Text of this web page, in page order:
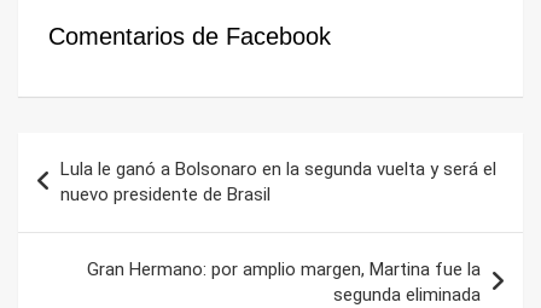
Comentarios de Facebook
de
entradas
Lula le ganó a Bolsonaro en la segunda vuelta y será el
nuevo presidente de Brasil
Gran Hermano: por amplio margen, Martina fue la
segunda eliminada